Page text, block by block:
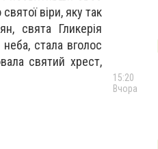
віри, яку так
свята Гликерія
стала вголос
святий хрест,
15:20
Вчора